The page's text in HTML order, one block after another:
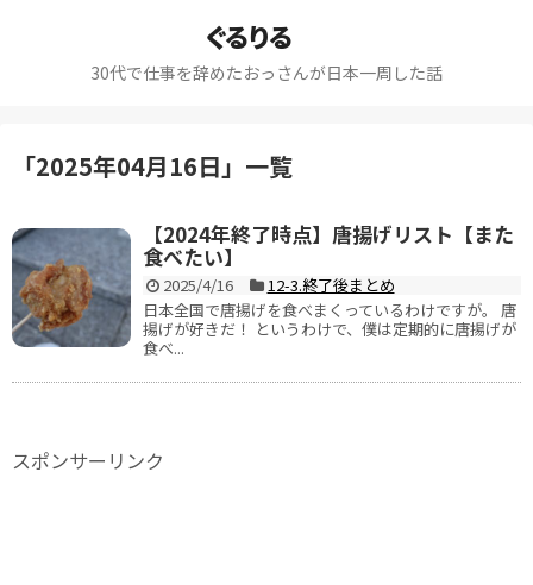
ぐるりる
30代で仕事を辞めたおっさんが日本一周した話
「2025年04月16日」 一覧
【2024年終了時点】唐揚げリスト【また
食べたい】
2025/4/16
12-3.終了後まとめ
日本全国で唐揚げを食べまくっているわけですが。 唐
揚げが好きだ！ というわけで、僕は定期的に唐揚げが
食べ...
スポンサーリンク